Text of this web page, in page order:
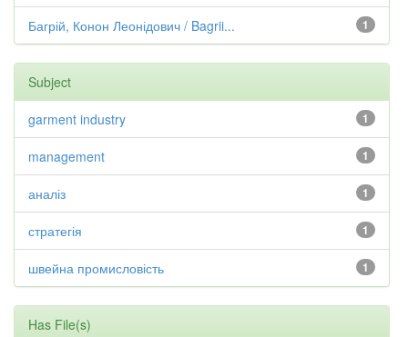
1
Багрій, Конон Леонідович / Bagrii...
Subject
1
garment industry
1
management
1
аналіз
1
стратегія
1
швейна промисловість
Has File(s)